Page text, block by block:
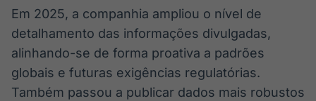
Em 2025, a companhia ampliou o nível de
detalhamento das informações divulgadas,
alinhando-se de forma proativa a padrões
globais e futuras exigências regulatórias.
Também passou a publicar dados mais robustos